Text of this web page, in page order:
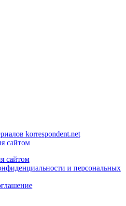
korrespondent.net
сайтом
сайтом
и персональных